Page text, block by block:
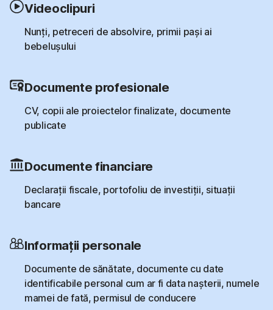
Videoclipuri
Nunți, petreceri de absolvire, primii pași ai
bebelușului
Documente profesionale
CV, copii ale proiectelor finalizate, documente
publicate
Documente financiare
Declarații fiscale, portofoliu de investiții, situații
bancare
Informații personale
Documente de sănătate, documente cu date
identificabile personal cum ar fi data nașterii, numele
mamei de fată, permisul de conducere